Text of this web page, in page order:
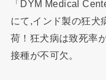
「DYM Medical
にて,インド製の狂犬
荷！狂犬病は致死率
接種が不可欠。